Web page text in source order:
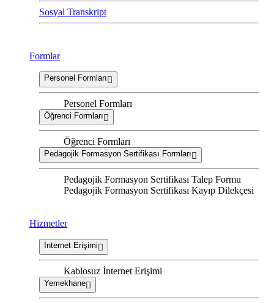
Sosyal Transkript
Formlar
Personel Formları
Personel Formları
Öğrenci Formları
Öğrenci Formları
Pedagojik Formasyon Sertifikası Formları
Pedagojik Formasyon Sertifikası Talep Formu
Pedagojik Formasyon Sertifikası Kayıp Dilekçesi
Hizmetler
İnternet Erişimi
Kablosuz İnternet Erişimi
Yemekhane